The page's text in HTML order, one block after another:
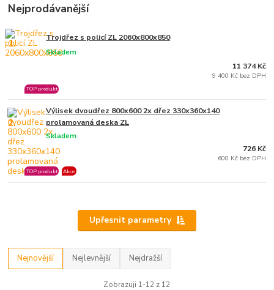
Nejprodávanější
1. Trojdřez s policí ZL 2060x800x850
Skladem
TOP produkt
11 374 Kč
9 400 Kč bez DPH
2.
Výlisek dvoudřez 800x600 2x dřez 330x360x140
prolamovaná deska ZL
Skladem
TOP produkt Akce
726 Kč
600 Kč bez DPH
Upřesnit parametry
Nejnovější Nejlevnější Nejdražší
Zobrazuji 1-12 z 12